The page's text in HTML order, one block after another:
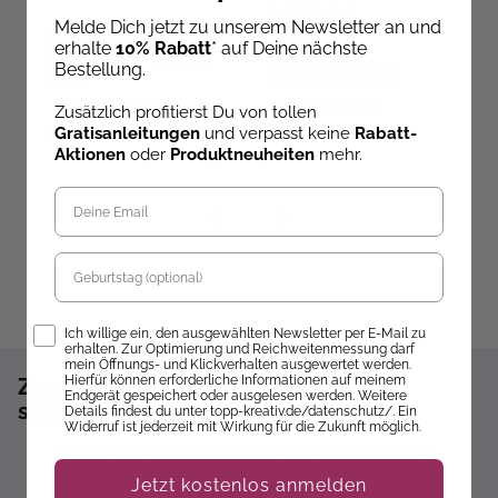
Das inoffizielle BTS-
Schmuckset - ARMY
Beats
Sofort Lieferbar
18,99 €
Herbstliche
Fensterbilder
Sofort Lieferbar
12,99 €
Zum Newsletter anmelden und 10%
sparen!*
Sofort 10% Rabatt auf die nächste Bestellung
Exklusive Angebote erhalten
Melde Dich jetzt zu unserem Newsletter an und
erhalte 10% Rabatt* auf Deine nächste
Bestellung.
Zusätzlich profitierst Du von tollen
Gratisanleitungen und verpasst keine Rabatt-
Aktionen oder Produktneuheiten mehr.
Geburtstag
Opt-InIch willige ein, den ausgewählten Newsletter per E-Mail zu
erhalten. Zur Optimierung und Reichweitenmessung darf
mein Öffnungs- und Klickverhalten ausgewertet werden.
Hierfür können erforderliche Informationen auf meinem
Endgerät gespeichert oder ausgelesen werden. Weitere
Details findest du unter topp-kreativ.de/datenschutz/. Ein
Widerruf ist jederzeit mit Wirkung für die Zukunft möglich.
Jetzt kostenlos anmelden